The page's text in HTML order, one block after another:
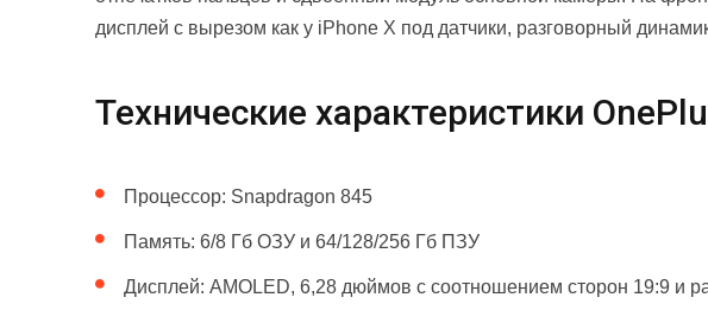
дисплей с вырезом как у iPhone X под датчики, разговорный
Технические характеристики
Процессор: Snapdragon 845
Память: 6/8 Гб ОЗУ и 64/128/256 Гб ПЗУ
Дисплей: AMOLED, 6,28 дюймов с соотношением сторон 19:9 и